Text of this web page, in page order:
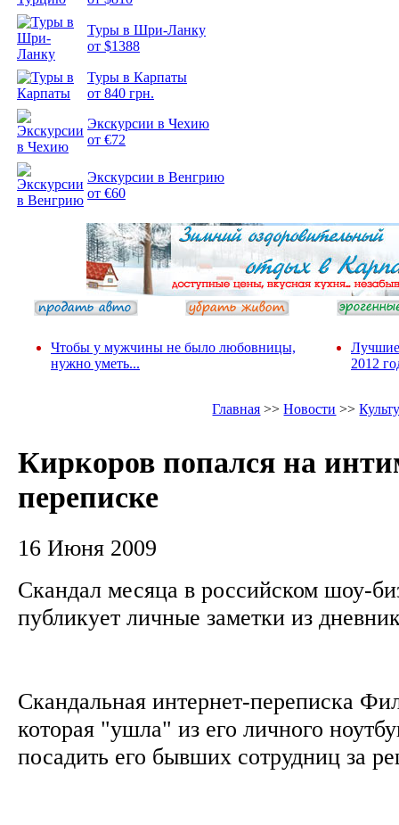
Туры в Шри-Ланку
от $1388
Туры в Карпаты
от 840 грн.
Экскурсии в Чехию
от €72
Экскурсии в Венгрию
от €60
Чтобы у мужчины не было любовницы,
нужно уметь...
Лучшие
2012
Главная >>Новости >>
Киркоров попался на
переписке
16 Июня 2009
Скандал месяца в российском шоу-
публикует личные заметки из
Скандальная интернет-переписка
которая "ушла" из его личного
посадить его бывших сотрудниц за